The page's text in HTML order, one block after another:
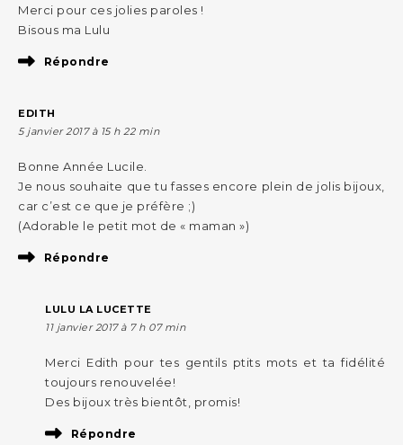
Merci pour ces jolies paroles !
Bisous ma Lulu
Répondre
EDITH
5 janvier 2017 à 15 h 22 min
Bonne Année Lucile.
Je nous souhaite que tu fasses encore plein de jolis bijoux,
car c’est ce que je préfère ;)
(Adorable le petit mot de « maman »)
Répondre
LULU LA LUCETTE
11 janvier 2017 à 7 h 07 min
Merci Edith pour tes gentils ptits mots et ta fidélité
toujours renouvelée!
Des bijoux très bientôt, promis!
Répondre